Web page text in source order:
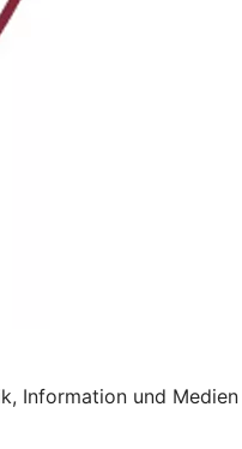
Information und Medien